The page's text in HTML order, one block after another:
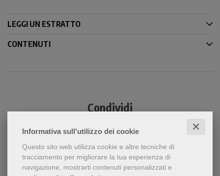
Informativa sull'utilizzo dei cookie ✕
Questo sito web utilizza cookie e altre tecniche di
tracciamento per migliorare la tua esperienza di
navigazione, mostrarti contenuti personalizzati e
LEGGI UN ESTRATTO
CONTENUTI
Condividi